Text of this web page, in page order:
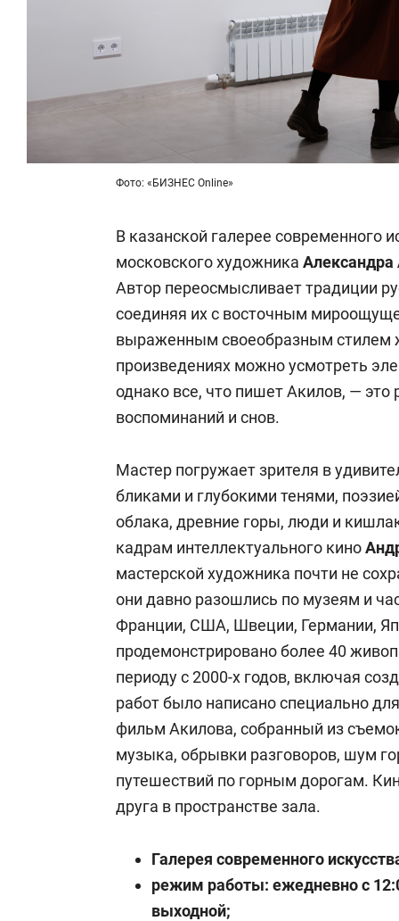
Фото: «БИЗНЕС Online»
В казанской галерее современного
московского художника Александра
Автор переосмысливает традиции
соединяя их с восточным
выраженным своеобразным стилем
произведениях можно усмотреть
однако все, что пишет Акилов, —
воспоминаний и снов.
Мастер погружает зрителя в
бликами и глубокими тенями,
облака, древние горы, люди и
кадрам интеллектуального кино
мастерской художника почти не
они давно разошлись по музеям и
Франции, США, Швеции, Германии,
продемонстрировано более 40
периоду с 2000-х годов, включая
работ было написано специально
фильм Акилова, собранный из
музыка, обрывки разговоров, шум
путешествий по горным дорогам.
друга в пространстве зала.
Галерея современного
режим работы: ежедневно с
выходной;